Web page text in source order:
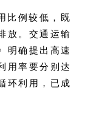
比例较低，既
放。交通运输
明确提出高速
用率要分别达
环利用，已成